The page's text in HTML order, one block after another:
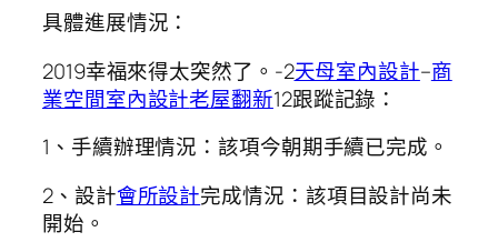
具體進展情況：
2019幸福來得太突然了。-2天母室內設計–商
業空間室內設計老屋翻新12跟蹤記錄：
1、手續辦理情況：該項今朝期手續已完成。
2、設計會所設計完成情況：該項目設計尚未
開始。